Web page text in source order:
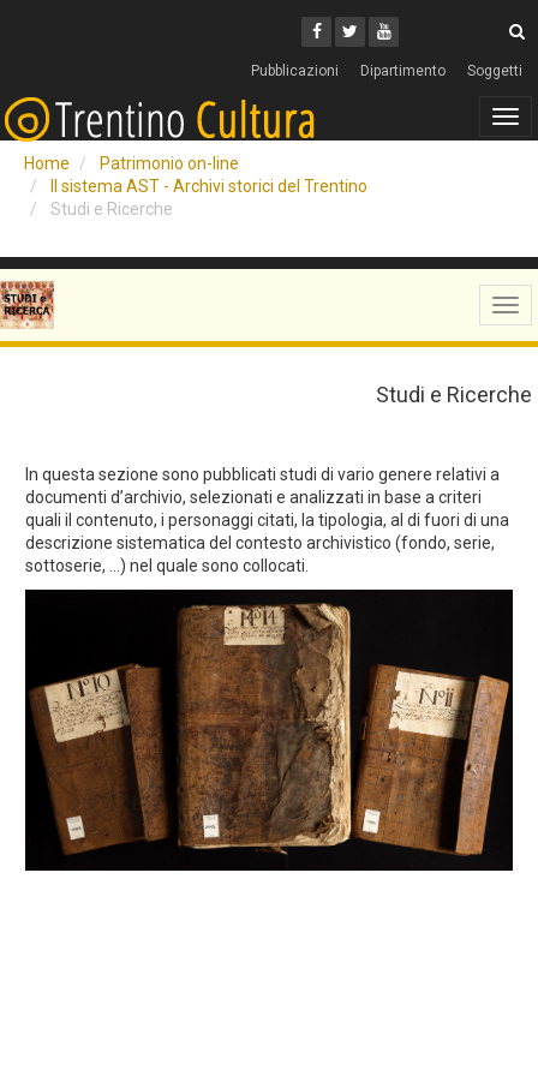
Facebook
Twitter
Youtube
Pubblicazioni Dipartimento Soggetti
Home
Patrimonio on-line
Il sistema AST - Archivi storici del Trentino
Studi e Ricerche
Studi e Ricerche
In questa sezione sono pubblicati studi di vario genere relativi a
documenti d’archivio, selezionati e analizzati in base a criteri
quali il contenuto, i personaggi citati, la tipologia, al di fuori di una
descrizione sistematica del contesto archivistico (fondo, serie,
sottoserie, ...) nel quale sono collocati.